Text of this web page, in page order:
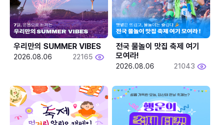
우리만의 SUMMER VIBES
2026.08.06 22165
전국 물놀이 맛집 축제 여기
모여라!
2026.08.06 21043